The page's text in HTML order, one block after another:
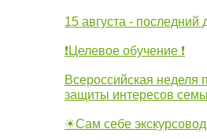
15 августа - последний
❗Целевое обучение ❗
Всероссийская
защиты интересов
☀Сам себе экскурсовод